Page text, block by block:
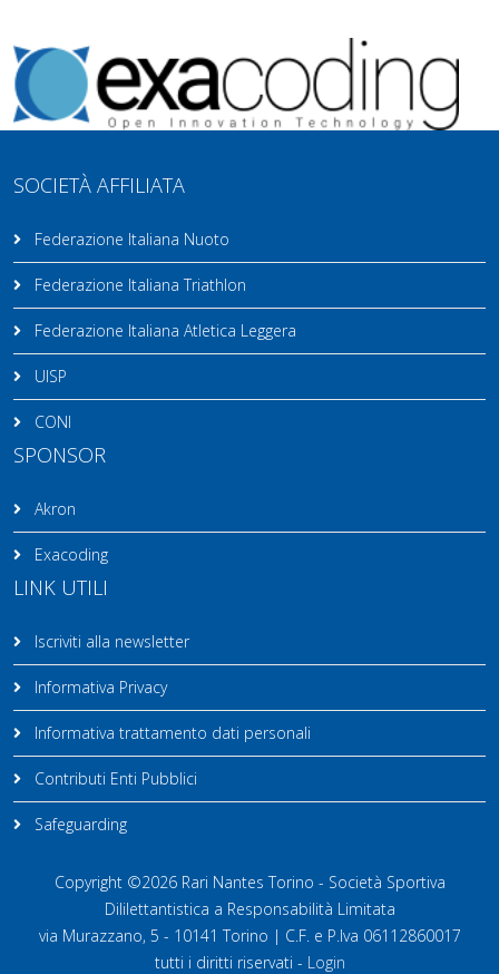
SOCIETÀ AFFILIATA
Federazione Italiana Nuoto
Federazione Italiana Triathlon
Federazione Italiana Atletica Leggera
UISP
CONI
SPONSOR
Akron
Exacoding
LINK UTILI
Iscriviti alla newsletter
Informativa Privacy
Informativa trattamento dati personali
Contributi Enti Pubblici
Safeguarding
Copyright ©2026 Rari Nantes Torino - Società Sportiva
Dililettantistica a Responsabilità Limitata
via Murazzano, 5 - 10141 Torino | C.F. e P.Iva 06112860017
tutti i diritti riservati - Login